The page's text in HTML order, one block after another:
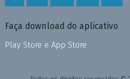
Faça download do aplicativo
Play Store e App Store